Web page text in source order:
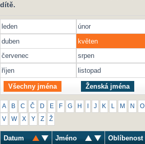
dítě.
leden únor
duben
květen
červenec
srpen
říjen
listopad
Všechny jména Ženská jména
A B C Č D E F G H J K M N O
V W X Y Z Ž
Datum Jméno Oblíbenost